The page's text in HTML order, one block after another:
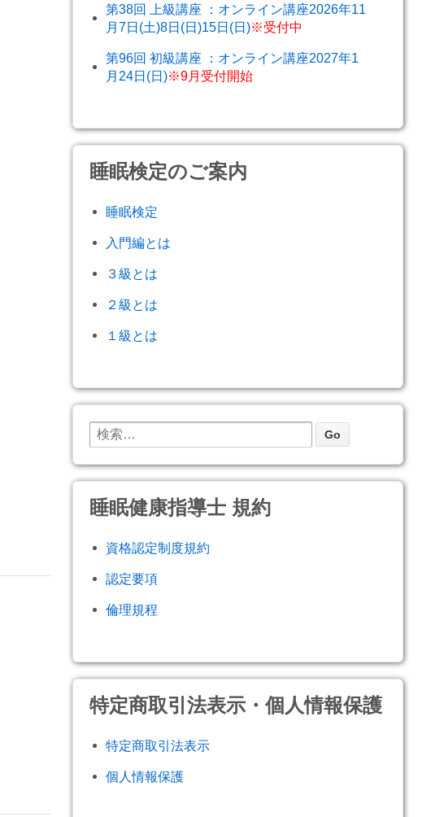
第38回 上級講座 ：オンライン講座2026年11
月7日(土)8日(日)15日(日)※受付中
第96回 初級講座 ：オンライン講座2027年1
月24日(日)※9月受付開始
睡眠検定のご案内
睡眠検定
入門編とは
３級とは
２級とは
１級とは
睡眠健康指導士 規約
資格認定制度規約
認定要項
倫理規程
特定商取引法表示・個人情報保護
特定商取引法表示
個人情報保護